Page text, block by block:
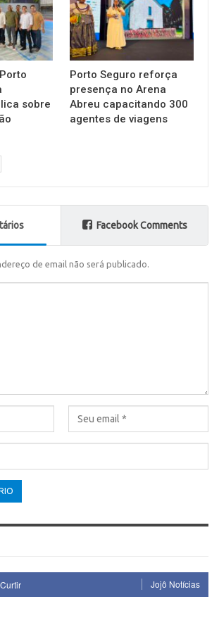
sobre
Porto Seguro reforça
presença no Arena
Abreu capacitando 300
agentes de viagens
Facebook Comments
de email não será publicado.
Curtir Jojô Notícias